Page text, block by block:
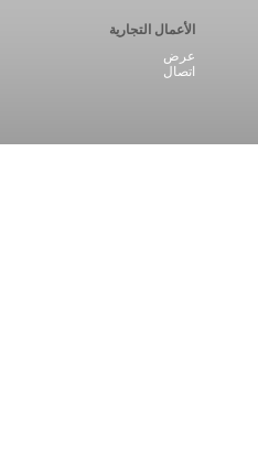
الأعمال التجارية
عرض
اتصال